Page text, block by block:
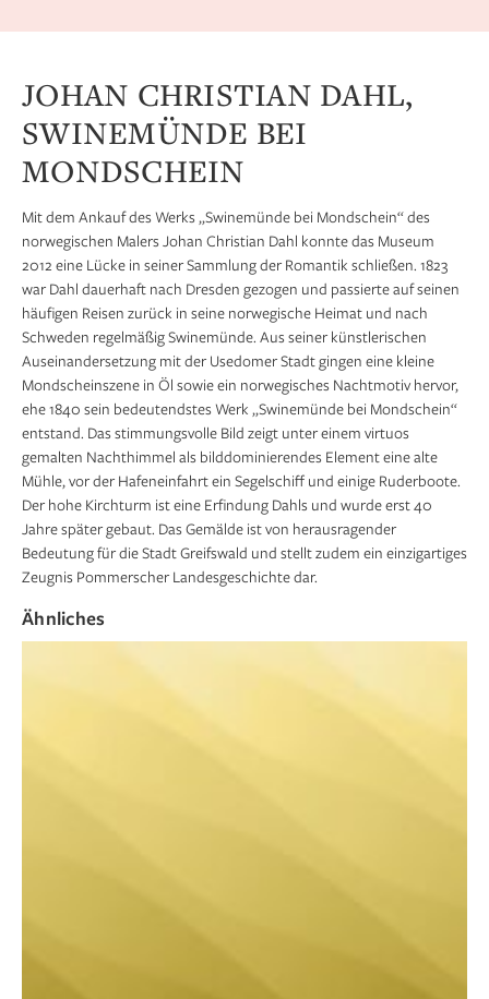
JOHAN CHRISTIAN DAHL,
SWINEMÜNDE BEI
MONDSCHEIN
Mit dem Ankauf des Werks „Swinemünde bei Mondschein“ des
norwegischen Malers Johan Christian Dahl konnte das Museum
2012 eine Lücke in seiner Sammlung der Romantik schließen. 1823
war Dahl dauerhaft nach Dresden gezogen und passierte auf seinen
häufigen Reisen zurück in seine norwegische Heimat und nach
Schweden regelmäßig Swinemünde. Aus seiner künstlerischen
Auseinandersetzung mit der Usedomer Stadt gingen eine kleine
Mondscheinszene in Öl sowie ein norwegisches Nachtmotiv hervor,
ehe 1840 sein bedeutendstes Werk „Swinemünde bei Mondschein“
entstand. Das stimmungsvolle Bild zeigt unter einem virtuos
gemalten Nachthimmel als bilddominierendes Element eine alte
Mühle, vor der Hafeneinfahrt ein Segelschiff und einige Ruderboote.
Der hohe Kirchturm ist eine Erfindung Dahls und wurde erst 40
Jahre später gebaut. Das Gemälde ist von herausragender
Bedeutung für die Stadt Greifswald und stellt zudem ein einzigartiges
Zeugnis Pommerscher Landesgeschichte dar.
Ähnliches